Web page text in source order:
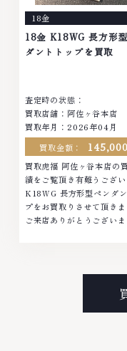
ー、動かなくなってしまっ
計、多くのお品物の高価買
実現しており、他店ではお
付かなかったお品物でも、
～19:00定休日: 年中無休
18金
18金 K18WG 長方形
ダントトップを買取
査定時の状態：
買取店舗：阿佐ヶ谷本店
買取年月：2026年04月
買取金額：
買取虎福 阿佐ヶ谷本店の
績をご覧頂き有難うござい
K18WG 長方形型ペンダ
プをお買取りさせて頂きま
ご来店ありがとうござい
ら、お任せくださいなか
プラチナ等のアクセサリ
属・宝石・ダイヤモンド
リーや ブランド品・時計